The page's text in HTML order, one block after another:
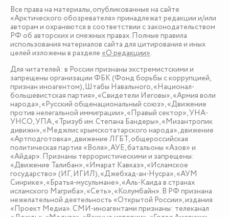
Все права на материалы, опубликованные на сайте
«Арктического обозревателя» принадлежат редакции и/или
авторам и охраняются в соответствии с законодательством
РФ об авторских и смежных правах. Полные правила
использования материалов сайта для цитирования и иных
целей изложены в разделе «О редакции».
Для читателей: в России признаны экстремистскими и
запрещены организации ФБК (Фонд борьбы с коррупцией,
признан иноагентом), Штабы Навального, «Национал-
большевистская партия», «Свидетели Иеговы», «Армия воли
народа», «Русский общенациональный союз», «Движение
против нелегальной иммиграции», «Правый сектор», УНА-
УНСО, УПА, «Тризуб им. Степана Бандеры», «Мизантропик
дивижн», «Меджлис крымскотатарского народа», движение
«Артподготовка», движение ЛГБТ, общероссийская
политическая партия «Воля», АУЕ, батальоны «Азов» и
«Айдар». Признаны террористическими и запрещены:
«Движение Талибан», «Имарат Кавказ», «Исламское
государство» (ИГ, ИГИЛ), «Джебхад-ан-Нусра», «АУМ
Синрике», «Братья-мусульмане», «Аль-Каида в странах
исламского Магриба», «Сеть», «Колумбайн». В РФ признана
нежелательной деятельность «Открытой России», издания
«Проект Медиа». СМИ-иноагентами признаны: телеканал